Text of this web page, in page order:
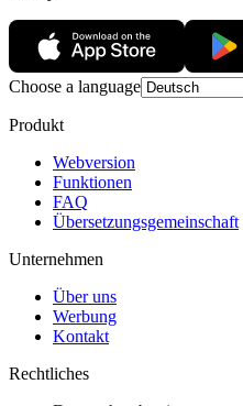
Choose a language
Produkt
Webversion
Funktionen
FAQ
Übersetzungsgemeinschaft
Unternehmen
Über uns
Werbung
Kontakt
Rechtliches